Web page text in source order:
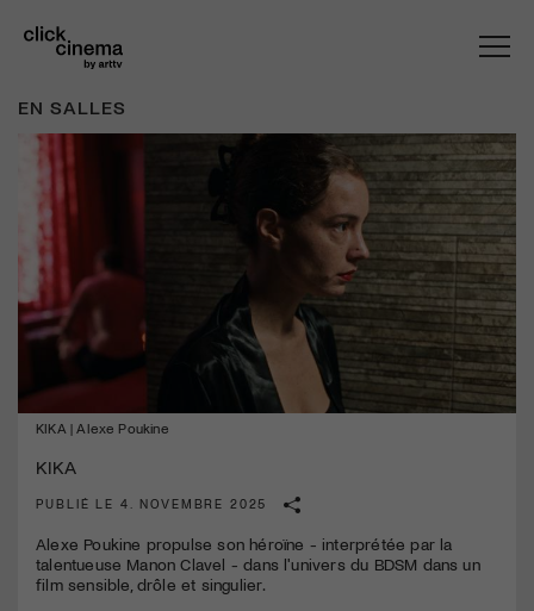
EN SALLES
KIKA | Alexe Poukine
KIKA
PUBLIÉ LE 4. NOVEMBRE 2025
Alexe Poukine propulse son héroïne - interprétée par la
talentueuse Manon Clavel - dans l'univers du BDSM dans un
film sensible, drôle et singulier.